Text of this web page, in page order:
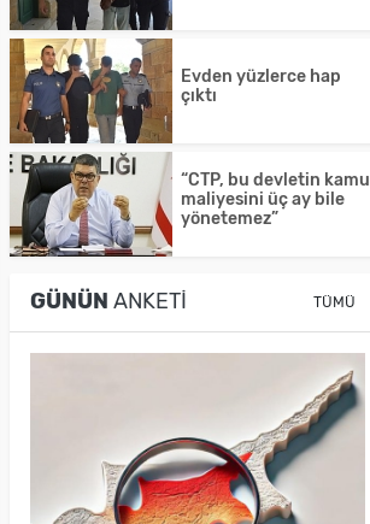
Evden yüzlerce hap
çıktı
“CTP, bu devletin kamu
maliyesini üç ay bile
yönetemez”
GÜNÜN ANKETI TÜMÜ